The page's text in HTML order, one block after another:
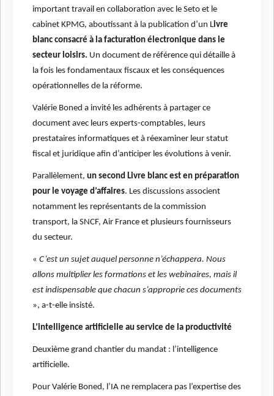
important travail en collaboration avec le Seto et le
cabinet KPMG, aboutissant à la publication d’un Livre
blanc consacré à la facturation électronique dans le
secteur loisirs. Un document de référence qui détaille à
la fois les fondamentaux fiscaux et les conséquences
opérationnelles de la réforme.
Valérie Boned a invité les adhérents à partager ce
document avec leurs experts-comptables, leurs
prestataires informatiques et à réexaminer leur statut
fiscal et juridique afin d’anticiper les évolutions à venir.
Parallèlement, un second Livre blanc est en préparation
pour le voyage d’affaires. Les discussions associent
notamment les représentants de la commission
transport, la SNCF, Air France et plusieurs fournisseurs
du secteur.
« C’est un sujet auquel personne n’échappera. Nous
allons multiplier les formations et les webinaires, mais il
est indispensable que chacun s’approprie ces documents
», a-t-elle insisté.
L’intelligence artificielle au service de la productivité
Deuxième grand chantier du mandat : l’intelligence
artificielle.
Pour Valérie Boned, l’IA ne remplacera pas l’expertise des